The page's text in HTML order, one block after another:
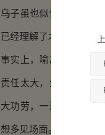
乌子虽也似懂非懂，听
已经理解了木构的精巧
事实上，喻乙手下的徒
责任太大，生怕自己做
大功劳，一边是自知承
想多见场面。